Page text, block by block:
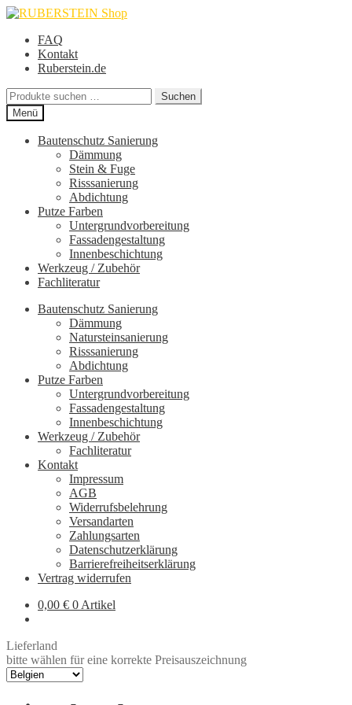
Zur
springen
Zum
springenFAQ
Kontakt
Ruberstein.de
Suche
nach:
Suchen
Menü
Bautenschutz Sanierung
Dämmung
Stein & Fuge
Risssanierung
Abdichtung
Putze Farben
Untergrundvorbereitung
Fassadengestaltung
Innenbeschichtung
Werkzeug / Zubehör
Fachliteratur
Bautenschutz Sanierung
Dämmung
Natursteinsanierung
Risssanierung
Abdichtung
Putze Farben
Untergrundvorbereitung
Fassadengestaltung
Innenbeschichtung
Werkzeug / Zubehör
Fachliteratur
Kontakt
Impressum
AGB
Widerrufsbelehrung
Versandarten
Zahlungsarten
Datenschutzerklärung
Barrierefreiheitserklärung
Vertrag widerrufen
0,00 € 0 Artikel
Lieferland
bitte wählen für eine korrekte Preisauszeichnung